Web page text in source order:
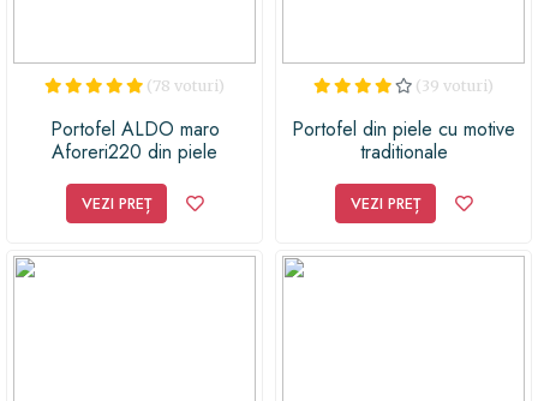
(78 voturi)
Portofel ALDO maro
Aforeri220 din piele
VEZI PREȚ
(39 voturi)
Portofel din piele cu motive
traditionale
VEZI PREȚ